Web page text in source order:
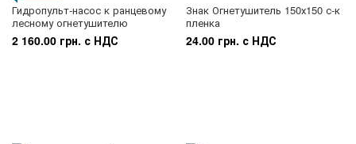
Гидропульт-насос к ранцевому
лесному огнетушителю
2 160.00 грн. с НДС
Знак Огнетушитель 150х150 с-к
пленка
24.00 грн. с НДС